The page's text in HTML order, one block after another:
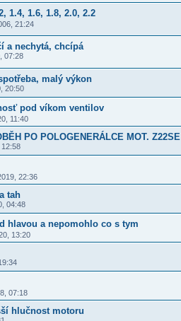
1.4, 1.6, 1.8, 2.0, 2.2
21:24
a nechytá, chcípá
07:28
malý výkon
20:50
pod víkom ventilov
11:40
PO POLOGENERÁLCE MOT. Z22SE
22:36
tah
04:48
hlavou a nepomohlo co s tym
13:20
07:18
hlučnost motoru